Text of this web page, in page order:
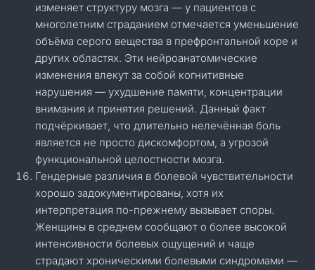
изменяет структуру мозга — у пациентов с
многолетним страданием отмечается уменьшение
объёма серого вещества в префронтальной коре и
других областях. Эти нейроанатомические
изменения влекут за собой когнитивные
нарушения — ухудшение памяти, концентрации
внимания и принятия решений. Данный факт
подчёркивает, что длительно нелечённая боль
является не просто дискомфортом, а угрозой
функциональной целостности мозга.
Гендерные различия в болевой чувствительности
хорошо задокументированы, хотя их
интерпретация по-прежнему вызывает споры.
Женщины в среднем сообщают о более высокой
интенсивности болевых ощущений и чаще
страдают хроническими болевыми синдромами —